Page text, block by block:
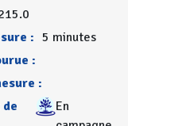
: 5 minutes
:
:
En